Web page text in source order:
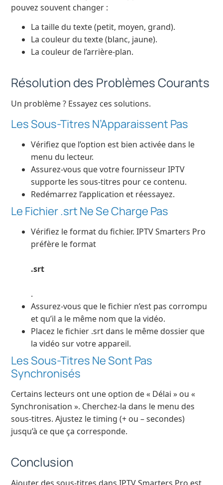
pouvez souvent changer :
La taille du texte (petit, moyen, grand).
La couleur du texte (blanc, jaune).
La couleur de l’arrière-plan.
Résolution des Problèmes Courants
Un problème ? Essayez ces solutions.
Les Sous-Titres N’Apparaissent Pas
Vérifiez que l’option est bien activée dans le
menu du lecteur.
Assurez-vous que votre fournisseur IPTV
supporte les sous-titres pour ce contenu.
Redémarrez l’application et réessayez.
Le Fichier .srt Ne Se Charge Pas
Vérifiez le format du fichier. IPTV Smarters Pro
préfère le format
.srt
.
Assurez-vous que le fichier n’est pas corrompu
et qu’il a le même nom que la vidéo.
Placez le fichier .srt dans le même dossier que
la vidéo sur votre appareil.
Les Sous-Titres Ne Sont Pas
Synchronisés
Certains lecteurs ont une option de « Délai » ou «
Synchronisation ». Cherchez-la dans le menu des
sous-titres. Ajustez le timing (+ ou – secondes)
jusqu’à ce que ça corresponde.
Conclusion
Ajouter des sous-titres dans IPTV Smarters Pro est